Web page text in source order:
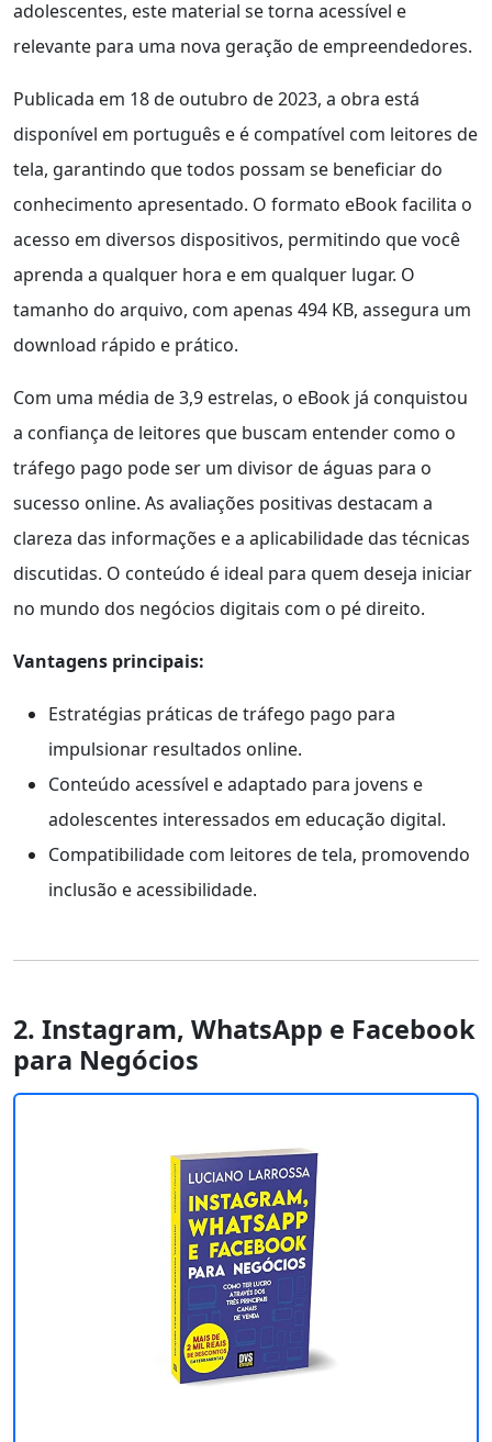
adolescentes, este material se torna acessível e
relevante para uma nova geração de empreendedores.
Publicada em 18 de outubro de 2023, a obra está
disponível em português e é compatível com leitores de
tela, garantindo que todos possam se beneficiar do
conhecimento apresentado. O formato eBook facilita o
acesso em diversos dispositivos, permitindo que você
aprenda a qualquer hora e em qualquer lugar. O
tamanho do arquivo, com apenas 494 KB, assegura um
download rápido e prático.
Com uma média de 3,9 estrelas, o eBook já conquistou
a confiança de leitores que buscam entender como o
tráfego pago pode ser um divisor de águas para o
sucesso online. As avaliações positivas destacam a
clareza das informações e a aplicabilidade das técnicas
discutidas. O conteúdo é ideal para quem deseja iniciar
no mundo dos negócios digitais com o pé direito.
Vantagens principais:
Estratégias práticas de tráfego pago para
impulsionar resultados online.
Conteúdo acessível e adaptado para jovens e
adolescentes interessados em educação digital.
Compatibilidade com leitores de tela, promovendo
inclusão e acessibilidade.
2. Instagram, WhatsApp e Facebook
para Negócios